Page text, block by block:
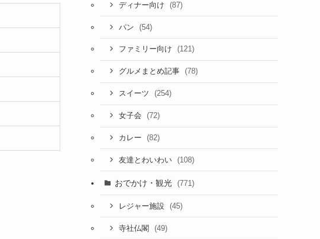
ディナー向け (87)
パン (54)
ファミリー向け (121)
グルメまとめ記事 (78)
スイーツ (254)
女子会 (72)
カレー (82)
友達とわいわい (108)
おでかけ・観光 (771)
レジャー施設 (45)
寺社仏閣 (49)